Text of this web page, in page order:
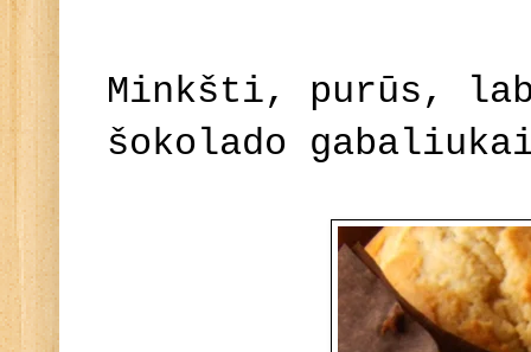
Minkšti, purūs,
šokolado